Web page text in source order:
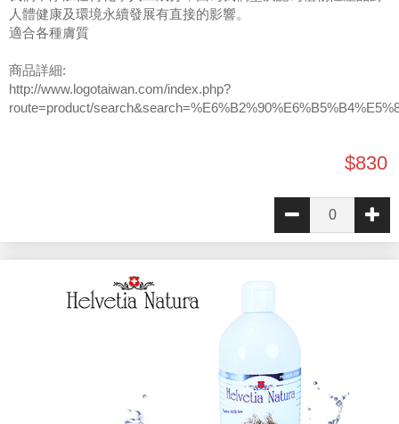
人體健康及環境永續發展有直接的影響。
適合各種膚質
商品詳細:
http://www.logotaiwan.com/index.php?
route=product/
$830